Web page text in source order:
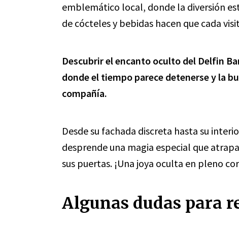
emblemático local, donde la diversión
de cócteles y bebidas hacen que cada
Descubrir el encanto oculto del Delfin
donde el tiempo parece detenerse y la
compañía.
Desde su fachada discreta hasta su
desprende una magia especial que
sus puertas. ¡Una joya oculta en pleno
Algunas dudas para